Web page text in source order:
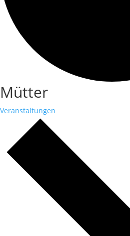
Mütter
Veranstaltungen